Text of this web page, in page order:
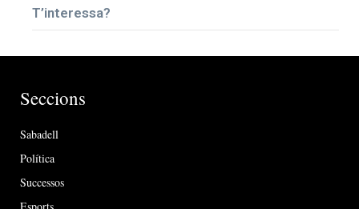
T’interessa?
Seccions
Sabadell
Política
Successos